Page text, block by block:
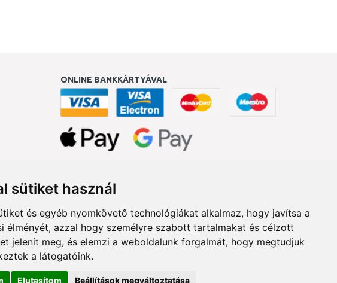
sütiket használ
és egyéb nyomkövető technológiákat alkalmaz, hogy javítsa a
élményét, azzal hogy személyre szabott tartalmakat és célzott
jelenít meg, és elemzi a weboldalunk forgalmát, hogy megtudjuk
a látogatóink.
Elutasítom Beállítások megváltoztatása
ONLINE BANKKÁRTYÁVAL